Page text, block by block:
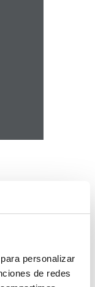
personalizar
de redes